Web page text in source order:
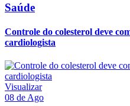
Saúde
Controle do colesterol deve
cardiologista
Visualizar
08 de Ago